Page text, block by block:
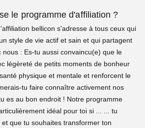
le programme d'affiliation ?
bellicon s'adresse à tous ceux qui
style de vie actif et sain et qui partagent
nous : Es-tu aussi convaincu(e) que le
légèreté de petits moments de bonheur
physique et mentale et renforcent le
tu faire connaître activement nos
es au bon endroit ! Notre programme
idéal pour toi si ... ... tu
que tu souhaites transformer ton